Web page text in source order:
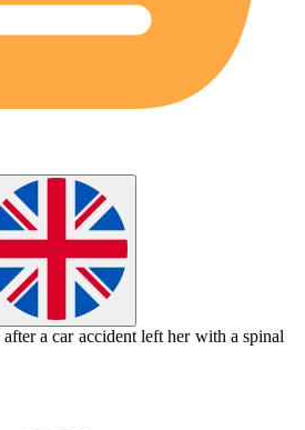
after a car accident left her with a spinal